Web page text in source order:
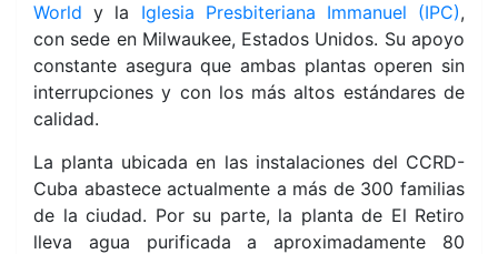
World y la Iglesia Presbiteriana Immanuel (IPC),
con sede en Milwaukee, Estados Unidos. Su apoyo
constante asegura que ambas plantas operen sin
interrupciones y con los más altos estándares de
calidad.
La planta ubicada en las instalaciones del CCRD-
Cuba abastece actualmente a más de 300 familias
de la ciudad. Por su parte, la planta de El Retiro
lleva agua purificada a aproximadamente 80